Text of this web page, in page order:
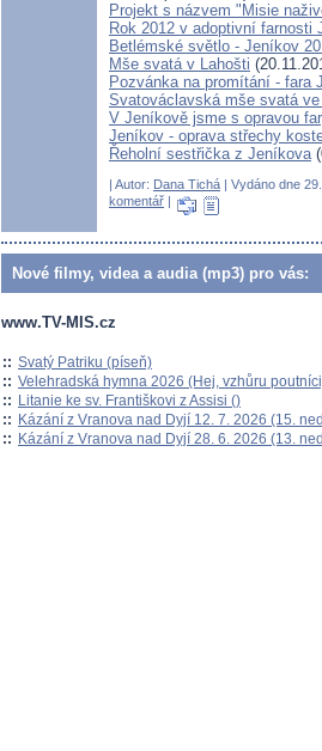
Projekt s názvem "Misie
Rok 2012 v adoptivní farnosti
Betlémské světlo - Jeníkov
Mše svatá v Lahošti
Pozvánka na promítání - fara
Svatováclavská mše svatá
V Jeníkově jsme s opravou
Jeníkov - oprava střechy
Řeholní sestřička z Jeníkova
| Autor: Dana Tichá | Vydáno dne
komentář |
Nové filmy, videa a audia (mp3) pro vás:
www.TV-MIS.cz
:: Svatý Patriku (píseň)
:: Velehradská hymna 2026 (Hej, vzhůru
:: Litanie ke sv. Františkovi z Assisi ()
:: Kázání z Vranova nad Dyjí 12. 7. 2026 (15.
:: Kázání z Vranova nad Dyjí 28. 6. 2026 (13.